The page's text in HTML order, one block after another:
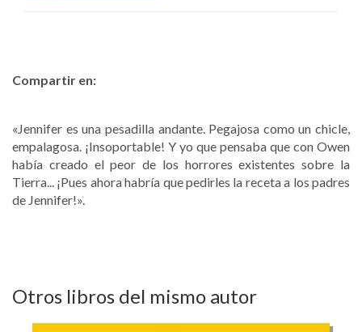
Compartir en:
«Jennifer es una pesadilla andante. Pegajosa como un chicle,
empalagosa. ¡Insoportable! Y yo que pensaba que con Owen
había creado el peor de los horrores existentes sobre la
Tierra... ¡Pues ahora habría que pedirles la receta a los padres
de Jennifer!».
Otros libros del mismo autor